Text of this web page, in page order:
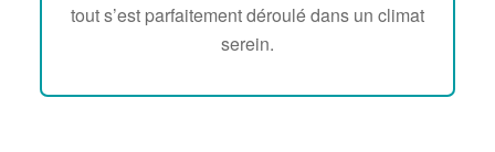
tout s’est parfaitement déroulé dans un climat
serein.